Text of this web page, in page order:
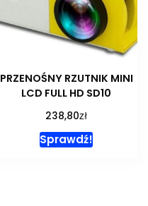
PRZENOŚNY RZUTNIK MINI
LCD FULL HD SD10
238,80zł
Sprawdź!